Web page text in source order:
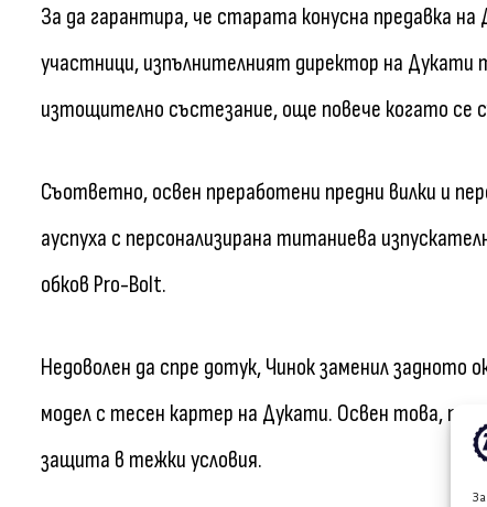
За да гарантира, че старата конусна предавка
участници, изпълнителният директор на Дукати
изтощително състезание, още повече когато
Съответно, освен преработени предни вилки и
ауспуха с персонализирана титаниева
обков Pro-Bolt.
Недоволен да спре дотук, Чинок заменил задното
модел с тесен картер на Дукати. Освен това, той
защита в тежки условия.